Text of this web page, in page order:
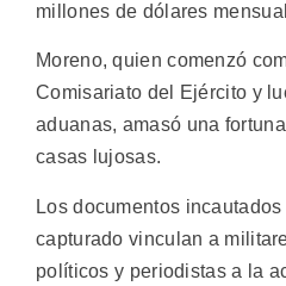
millones de dólares
Moreno, quien comenzó
Comisariato del Ejército y
aduanas, amasó una
casas lujosas.
Los documentos incautados
capturado vinculan a
políticos y periodistas a la